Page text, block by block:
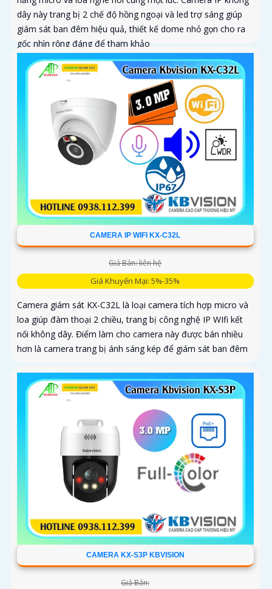
dây này trang bị 2 chế độ hồng ngoại và led trợ sáng giúp
giám sát ban đêm hiệu quả, thiết kế dome nhỏ gọn cho ra
gốc nhìn rộng đáng để tham khảo
CAMERA IP WIFI KX-C32L
Giá Bán: liên hệ
Giá Khuyến Mại: 5%-35%
Camera giám sát KX-C32L là loại camera tích hợp micro và
loa giúp đàm thoại 2 chiều, trang bị công nghệ IP WIfi kết
nối không dây. Điểm làm cho camera này được bán nhiều
hơn là camera trang bị ánh sáng kép để giám sát ban đêm
CAMERA KX-S3P KBVISION
Giá Bán: